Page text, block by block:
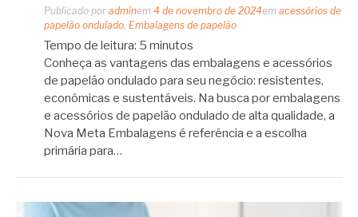
Publicado por adminem 4 de novembro de 2024em acessórios de
papelão ondulado Embalagens de papelão
Tempo de leitura: 5 minutos
Conheça as vantagens das embalagens e acessórios
de papelão ondulado para seu negócio: resistentes,
econômicas e sustentáveis. Na busca por embalagens
e acessórios de papelão ondulado de alta qualidade, a
Nova Meta Embalagens é referência e a escolha
primária para…